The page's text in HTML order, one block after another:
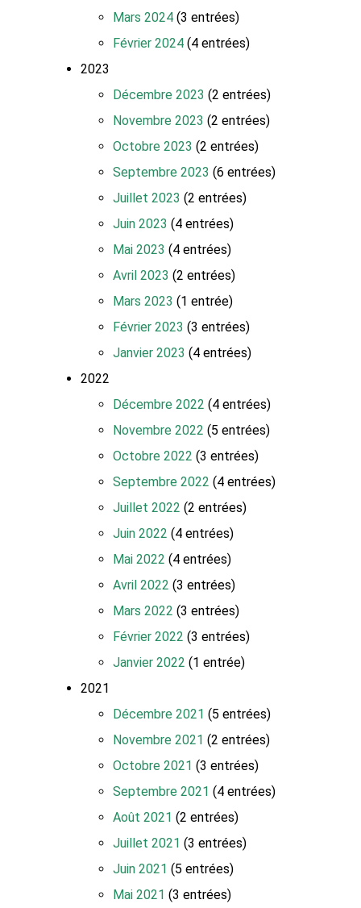
Mars 2024 (3 entrées)
Février 2024 (4 entrées)
2023
Décembre 2023 (2 entrées)
Novembre 2023 (2 entrées)
Octobre 2023 (2 entrées)
Septembre 2023 (6 entrées)
Juillet 2023 (2 entrées)
Juin 2023 (4 entrées)
Mai 2023 (4 entrées)
Avril 2023 (2 entrées)
Mars 2023 (1 entrée)
Février 2023 (3 entrées)
Janvier 2023 (4 entrées)
2022
Décembre 2022 (4 entrées)
Novembre 2022 (5 entrées)
Octobre 2022 (3 entrées)
Septembre 2022 (4 entrées)
Juillet 2022 (2 entrées)
Juin 2022 (4 entrées)
Mai 2022 (4 entrées)
Avril 2022 (3 entrées)
Mars 2022 (3 entrées)
Février 2022 (3 entrées)
Janvier 2022 (1 entrée)
2021
Décembre 2021 (5 entrées)
Novembre 2021 (2 entrées)
Octobre 2021 (3 entrées)
Septembre 2021 (4 entrées)
Août 2021 (2 entrées)
Juillet 2021 (3 entrées)
Juin 2021 (5 entrées)
Mai 2021 (3 entrées)